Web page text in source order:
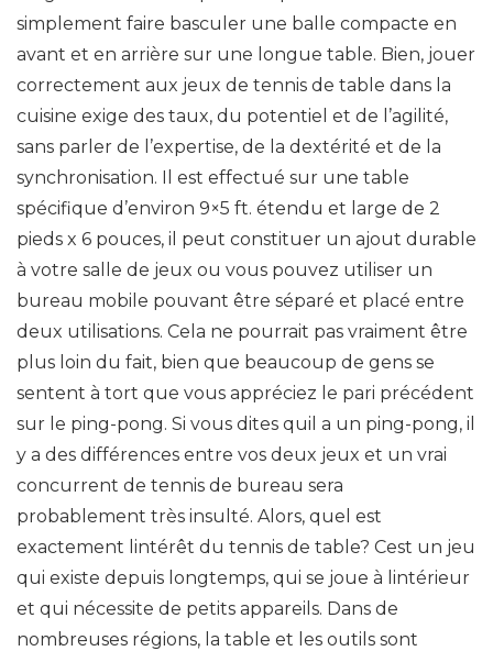
simplement faire basculer une balle compacte en
avant et en arrière sur une longue table. Bien, jouer
correctement aux jeux de tennis de table dans la
cuisine exige des taux, du potentiel et de l’agilité,
sans parler de l’expertise, de la dextérité et de la
synchronisation. Il est effectué sur une table
spécifique d’environ 9×5 ft. étendu et large de 2
pieds x 6 pouces, il peut constituer un ajout durable
à votre salle de jeux ou vous pouvez utiliser un
bureau mobile pouvant être séparé et placé entre
deux utilisations. Cela ne pourrait pas vraiment être
plus loin du fait, bien que beaucoup de gens se
sentent à tort que vous appréciez le pari précédent
sur le ping-pong. Si vous dites quil a un ping-pong, il
y a des différences entre vos deux jeux et un vrai
concurrent de tennis de bureau sera
probablement très insulté. Alors, quel est
exactement lintérêt du tennis de table? Cest un jeu
qui existe depuis longtemps, qui se joue à lintérieur
et qui nécessite de petits appareils. Dans de
nombreuses régions, la table et les outils sont